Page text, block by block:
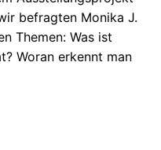
befragten Monika J.
Themen: Was ist
Woran erkennt man